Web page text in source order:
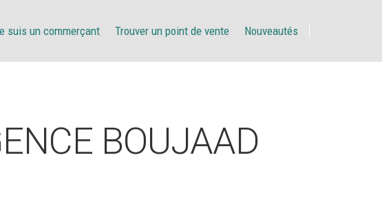
suis un commerçant Trouver un point de vente Nouveautés
BOUJAAD